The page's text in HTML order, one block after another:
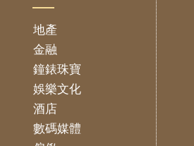
地產
金融
鐘錶珠寶
娛樂文化
酒店
數碼媒體